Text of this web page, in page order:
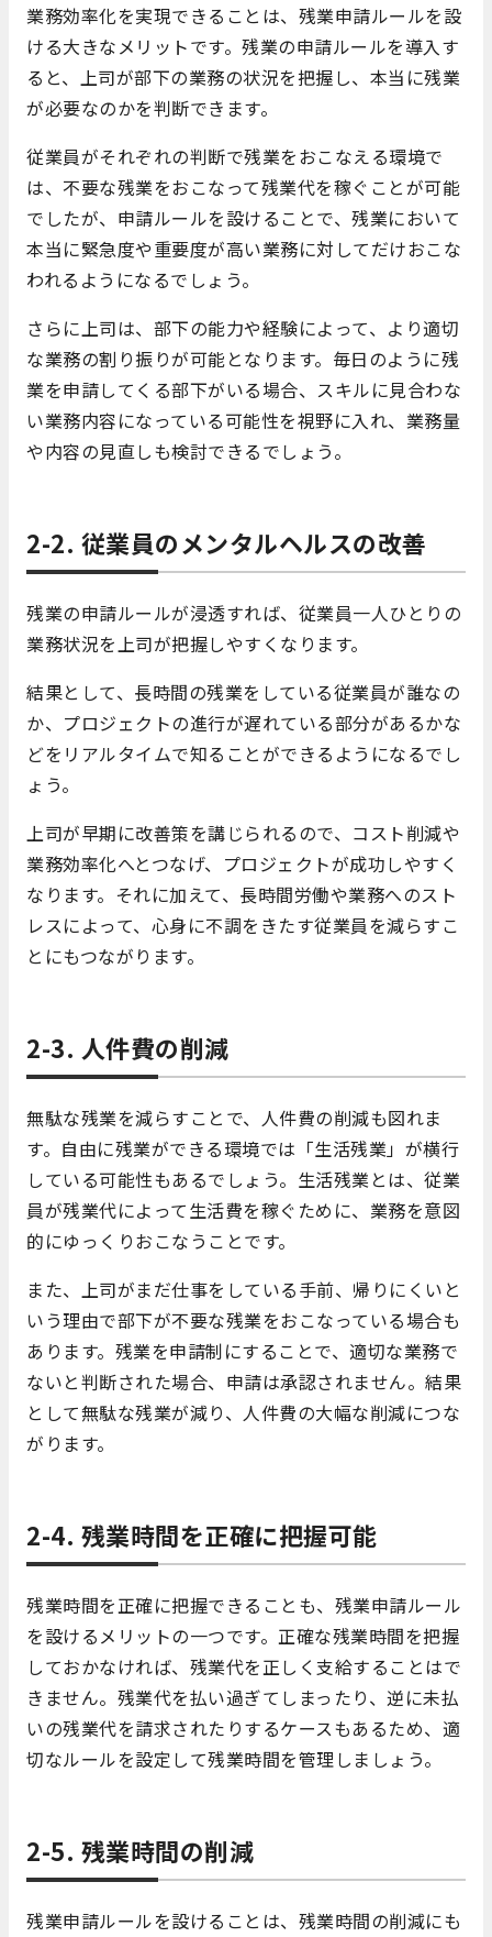
業務効率化を実現できることは、残業申請ルールを設
ける大きなメリットです。残業の申請ルールを導入す
ると、上司が部下の業務の状況を把握し、本当に残業
が必要なのかを判断できます。
従業員がそれぞれの判断で残業をおこなえる環境で
は、不要な残業をおこなって残業代を稼ぐことが可能
でしたが、申請ルールを設けることで、残業において
本当に緊急度や重要度が高い業務に対してだけおこな
われるようになるでしょう。
さらに上司は、部下の能力や経験によって、より適切
な業務の割り振りが可能となります。毎日のように残
業を申請してくる部下がいる場合、スキルに見合わな
い業務内容になっている可能性を視野に入れ、業務量
や内容の見直しも検討できるでしょう。
2-2. 従業員のメンタルヘルスの改善
残業の申請ルールが浸透すれば、従業員一人ひとりの
業務状況を上司が把握しやすくなります。
結果として、長時間の残業をしている従業員が誰なの
か、プロジェクトの進行が遅れている部分があるかな
どをリアルタイムで知ることができるようになるでし
ょう。
上司が早期に改善策を講じられるので、コスト削減や
業務効率化へとつなげ、プロジェクトが成功しやすく
なります。それに加えて、長時間労働や業務へのスト
レスによって、心身に不調をきたす従業員を減らすこ
とにもつながります。
2-3. 人件費の削減
無駄な残業を減らすことで、人件費の削減も図れま
す。自由に残業ができる環境では「生活残業」が横行
している可能性もあるでしょう。生活残業とは、従業
員が残業代によって生活費を稼ぐために、業務を意図
的にゆっくりおこなうことです。
また、上司がまだ仕事をしている手前、帰りにくいと
いう理由で部下が不要な残業をおこなっている場合も
あります。残業を申請制にすることで、適切な業務で
ないと判断された場合、申請は承認されません。結果
として無駄な残業が減り、人件費の大幅な削減につな
がります。
2-4. 残業時間を正確に把握可能
残業時間を正確に把握できることも、残業申請ルール
を設けるメリットの一つです。正確な残業時間を把握
しておかなければ、残業代を正しく支給することはで
きません。残業代を払い過ぎてしまったり、逆に未払
いの残業代を請求されたりするケースもあるため、適
切なルールを設定して残業時間を管理しましょう。
2-5. 残業時間の削減
残業申請ルールを設けることは、残業時間の削減にも